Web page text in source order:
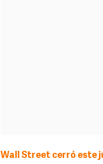
Wall Street cerró este